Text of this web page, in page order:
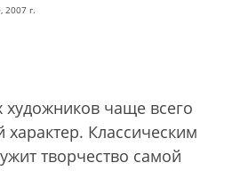
2007 г.
художников чаще всего
Классическим
творчество самой